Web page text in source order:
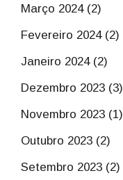
Março 2024 (2)
Fevereiro 2024 (2)
Janeiro 2024 (2)
Dezembro 2023 (3)
Novembro 2023 (1)
Outubro 2023 (2)
Setembro 2023 (2)